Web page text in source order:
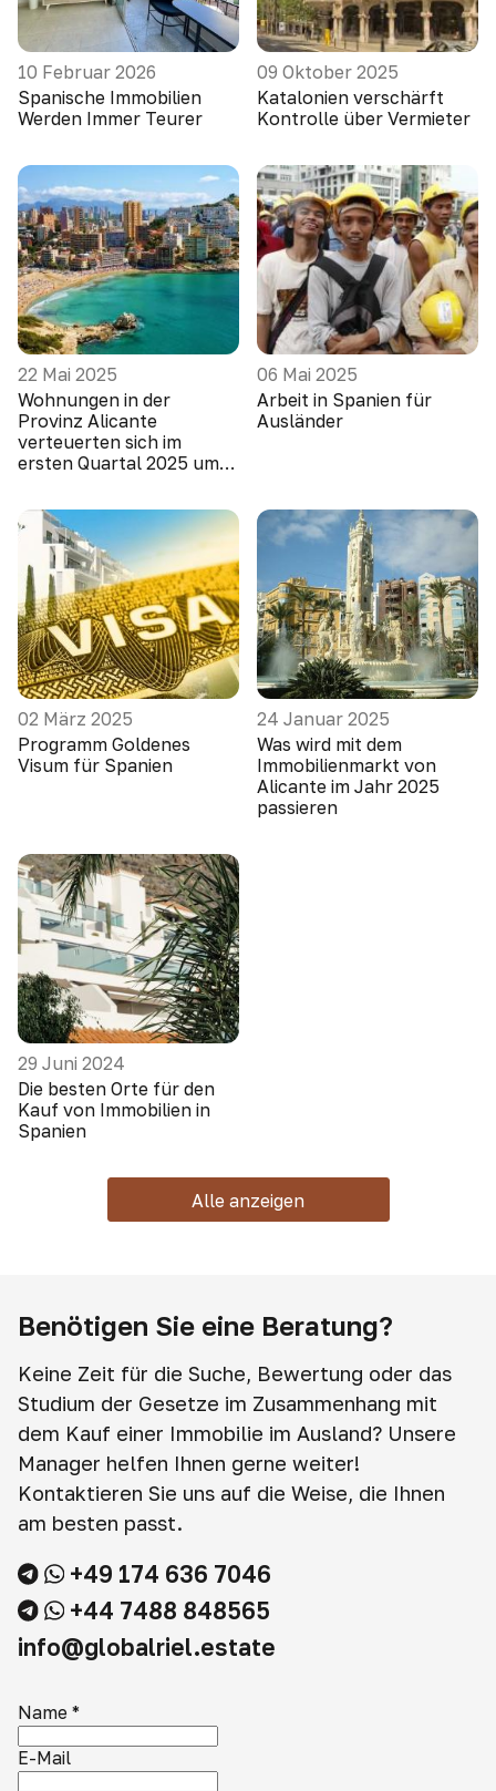
10 Februar 2026
Spanische Immobilien
Werden Immer Teurer
09 Oktober 2025
Katalonien verschärft
Kontrolle über Vermieter
22 Mai 2025
Wohnungen in der
Provinz Alicante
verteuerten sich im
ersten Quartal 2025 um
06 Mai 2025
Arbeit in Spanien für
Ausländer
02 März 2025
Programm Goldenes
Visum für Spanien
24 Januar 2025
Was wird mit dem
Immobilienmarkt von
Alicante im Jahr 2025
passieren
29 Juni 2024
Die besten Orte für den
Kauf von Immobilien in
Spanien
Alle anzeigen
Benötigen Sie eine Beratung?
Keine Zeit für die Suche, Bewertung oder das
Studium der Gesetze im Zusammenhang mit
dem Kauf einer Immobilie im Ausland? Unsere
Manager helfen Ihnen gerne weiter!
Kontaktieren Sie uns auf die Weise, die Ihnen
am besten passt.
+49 174 636 7046
+44 7488 848565
info@globalriel.estate
Name *
E-Mail